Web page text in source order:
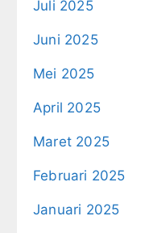
Juli 2025
Juni 2025
Mei 2025
April 2025
Maret 2025
Februari 2025
Januari 2025